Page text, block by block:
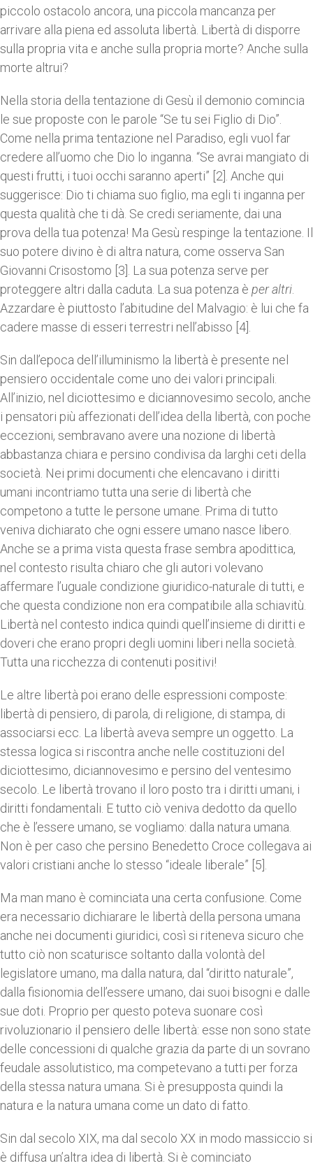
piccolo ostacolo ancora, una piccola mancanza per
arrivare alla piena ed assoluta libertà. Libertà di disporre
sulla propria vita e anche sulla propria morte? Anche sulla
morte altrui?
Nella storia della tentazione di Gesù il demonio comincia
le sue proposte con le parole “Se tu sei Figlio di Dio”.
Come nella prima tentazione nel Paradiso, egli vuol far
credere all’uomo che Dio lo inganna. “Se avrai mangiato di
questi frutti, i tuoi occhi saranno aperti” [2]. Anche qui
suggerisce: Dio ti chiama suo figlio, ma egli ti inganna per
questa qualità che ti dà. Se credi seriamente, dai una
prova della tua potenza! Ma Gesù respinge la tentazione. Il
suo potere divino è di altra natura, come osserva San
Giovanni Crisostomo [3]. La sua potenza serve per
proteggere altri dalla caduta. La sua potenza è per altri
Azzardare è piuttosto l’abitudine del Malvagio: è lui che fa
cadere masse di esseri terrestri nell’abisso [4].
Sin dall’epoca dell’illuminismo la libertà è presente nel
pensiero occidentale come uno dei valori principali.
All’inizio, nel diciottesimo e diciannovesimo secolo, anche
i pensatori più affezionati dell’idea della libertà, con poche
eccezioni, sembravano avere una nozione di libertà
abbastanza chiara e persino condivisa da larghi ceti della
società. Nei primi documenti che elencavano i diritti
umani incontriamo tutta una serie di libertà che
competono a tutte le persone umane. Prima di tutto
veniva dichiarato che ogni essere umano nasce libero.
Anche se a prima vista questa frase sembra apodittica,
nel contesto risulta chiaro che gli autori volevano
affermare l’uguale condizione giuridico-naturale di tutti, e
che questa condizione non era compatibile alla schiavitù.
Libertà nel contesto indica quindi quell’insieme di diritti e
doveri che erano propri degli uomini liberi nella società.
Tutta una ricchezza di contenuti positivi!
Le altre libertà poi erano delle espressioni composte:
libertà di pensiero, di parola, di religione, di stampa, di
associarsi ecc. La libertà aveva sempre un oggetto. La
stessa logica si riscontra anche nelle costituzioni del
diciottesimo, diciannovesimo e persino del ventesimo
secolo. Le libertà trovano il loro posto tra i diritti umani, i
diritti fondamentali. E tutto ciò veniva dedotto da quello
che è l’essere umano, se vogliamo: dalla natura umana.
Non è per caso che persino Benedetto Croce collegava ai
valori cristiani anche lo stesso “ideale liberale” [5].
Ma man mano è cominciata una certa confusione. Come
era necessario dichiarare le libertà della persona umana
anche nei documenti giuridici, così si riteneva sicuro che
tutto ciò non scaturisce soltanto dalla volontà del
legislatore umano, ma dalla natura, dal “diritto naturale”,
dalla fisionomia dell’essere umano, dai suoi bisogni e dalle
sue doti. Proprio per questo poteva suonare così
rivoluzionario il pensiero delle libertà: esse non sono state
delle concessioni di qualche grazia da parte di un sovrano
feudale assolutistico, ma competevano a tutti per forza
della stessa natura umana. Si è presupposta quindi la
natura e la natura umana come un dato di fatto.
Sin dal secolo XIX, ma dal secolo XX in modo massiccio si
è diffusa un’altra idea di libertà. Si è cominciato